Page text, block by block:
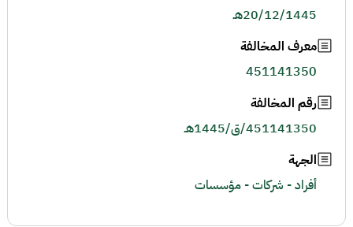
20/12/1445هـ
معرف المخالفة
451141350
رقم المخالفة
451141350/ق/1445هـ
الجهة
أفراد - شركات - مؤسسات